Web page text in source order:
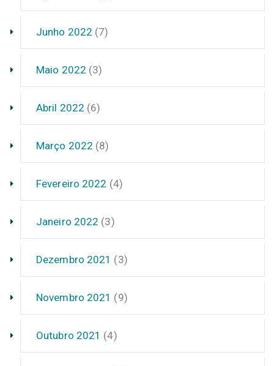
Junho 2022 (7)
Maio 2022 (3)
Abril 2022 (6)
Março 2022 (8)
Fevereiro 2022 (4)
Janeiro 2022 (3)
Dezembro 2021 (3)
Novembro 2021 (9)
Outubro 2021 (4)